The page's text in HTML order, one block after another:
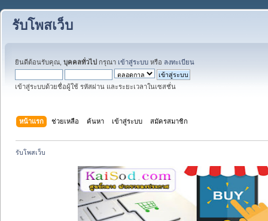
รับโพสเว็บ
ยินดีต้อนรับคุณ, บุคคลทั่วไป กรุณา เข้าสู่ระบบ หรือ ลงทะเบียน
เข้าสู่ระบบด้วยชื่อผู้ใช้ รหัสผ่าน และระยะเวลาในเซสชั่น
หน้าแรก ช่วยเหลือ ค้นหา เข้าสู่ระบบ สมัครสมาชิก
รับโพสเว็บ